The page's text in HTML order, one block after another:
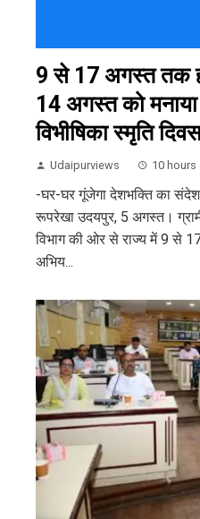
9 से 17 अगस्त तक
14 अगस्त को मनाया
विभीषिका स्मृति
Udaipurviews 10 hours
-घर-घर गूंजेगा देशभक्ति का
रूपरेखा उदयपुर, 5 अगस्त।
विभाग की ओर से राज्य में 9 से
अभिय...